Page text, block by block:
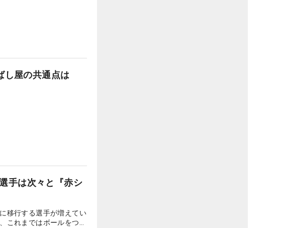
し屋の共通点は
手は次々と『赤シ
移行する選手が増えてい
これまではボールをつか